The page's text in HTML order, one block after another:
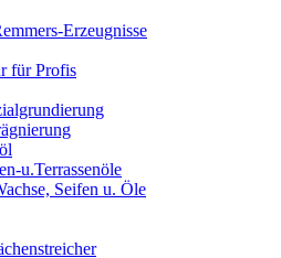
Erzeugnisse
für Profis
u.Terrassenöle
Seifen u. Öle